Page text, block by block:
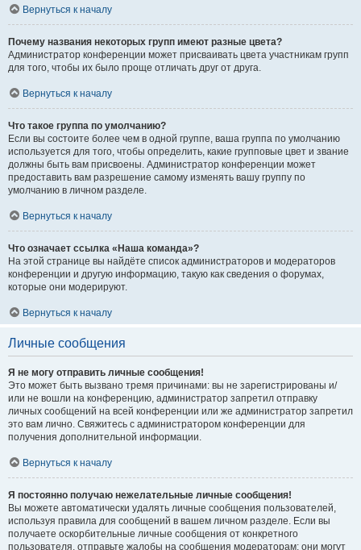
Вернуться к началу
Почему названия некоторых групп имеют разные цвета?
Администратор конференции может присваивать цвета участникам групп
для того, чтобы их было проще отличать друг от друга.
Вернуться к началу
Что такое группа по умолчанию?
Если вы состоите более чем в одной группе, ваша группа по умолчанию
используется для того, чтобы определить, какие групповые цвет и звание
должны быть вам присвоены. Администратор конференции может
предоставить вам разрешение самому изменять вашу группу по
умолчанию в личном разделе.
Вернуться к началу
Что означает ссылка «Наша команда»?
На этой странице вы найдёте список администраторов и модераторов
конференции и другую информацию, такую как сведения о форумах,
которые они модерируют.
Вернуться к началу
Личные сообщения
Я не могу отправить личные сообщения!
Это может быть вызвано тремя причинами: вы не зарегистрированы и/
или не вошли на конференцию, администратор запретил отправку
личных сообщений на всей конференции или же администратор запретил
это вам лично. Свяжитесь с администратором конференции для
получения дополнительной информации.
Вернуться к началу
Я постоянно получаю нежелательные личные сообщения!
Вы можете автоматически удалять личные сообщения пользователей,
используя правила для сообщений в вашем личном разделе. Если вы
получаете оскорбительные личные сообщения от конкретного
пользователя, отправьте жалобы на сообщения модераторам; они могут